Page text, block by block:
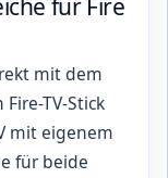
für Fire
mit dem
TV-Stick
mit eigenem
für beide